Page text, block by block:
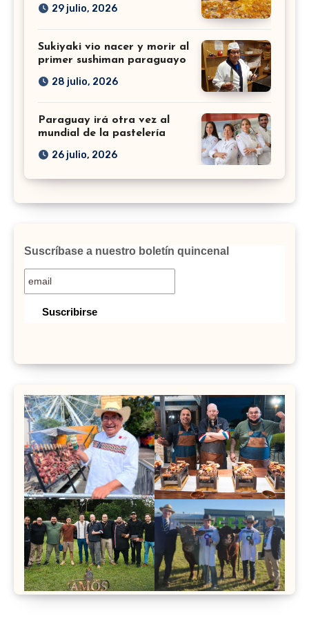
29 julio, 2026
Sukiyaki vio nacer y morir al
primer sushiman paraguayo
28 julio, 2026
Paraguay irá otra vez al
mundial de la pastelería
26 julio, 2026
Suscríbase a nuestro boletín quincenal